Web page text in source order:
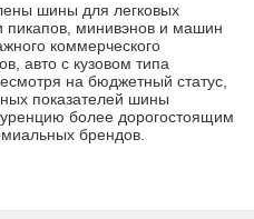
шины для легковых
пикапов, минивэнов и машин
коммерческого
авто с кузовом типа
на бюджетный статус,
показателей шины
более дорогостоящим
брендов.